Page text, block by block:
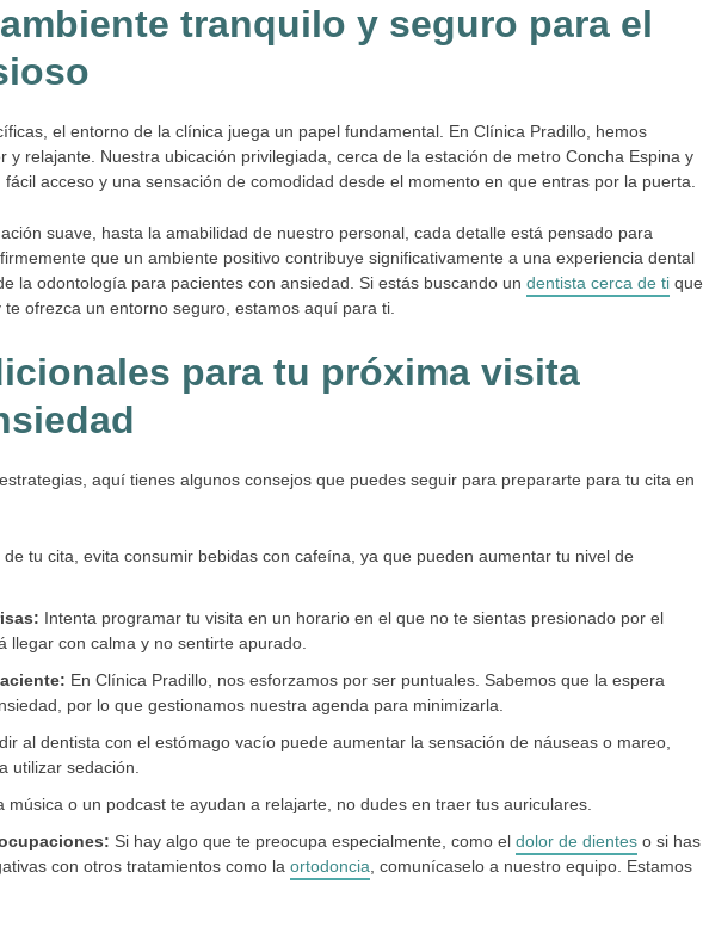
tranquilo y seguro para el
el entorno de la clínica juega un papel fundamental. En Clínica Pradillo, hemos
y relajante. Nuestra ubicación privilegiada, cerca de la estación de metro Concha Espina y
acceso y una sensación de comodidad desde el momento en que entras por la puerta.
suave, hasta la amabilidad de nuestro personal, cada detalle está pensado para
que un ambiente positivo contribuye significativamente a una experiencia dental
la odontología para pacientes con ansiedad. Si estás buscando un dentista cerca de ti que
ofrezca un entorno seguro, estamos aquí para ti.
para tu próxima visita
aquí tienes algunos consejos que puedes seguir para prepararte para tu cita en
de tu cita, evita consumir bebidas con cafeína, ya que pueden aumentar tu nivel de
Intenta programar tu visita en un horario en el que no te sientas presionado por el
llegar con calma y no sentirte apurado.
En Clínica Pradillo, nos esforzamos por ser puntuales. Sabemos que la espera
por lo que gestionamos nuestra agenda para minimizarla.
al dentista con el estómago vacío puede aumentar la sensación de náuseas o mareo,
utilizar sedación.
música o un podcast te ayudan a relajarte, no dudes en traer tus auriculares.
Si hay algo que te preocupa especialmente, como el dolor de dientes o si has
con otros tratamientos como la ortodoncia , comunícaselo a nuestro equipo. Estamos